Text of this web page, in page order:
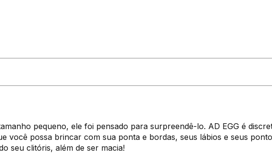
pequeno, ele foi pensado para surpreendê-lo. AD EGG é
você possa brincar com sua ponta e bordas, seus lábios e seus
seu clitóris, além de ser macia!